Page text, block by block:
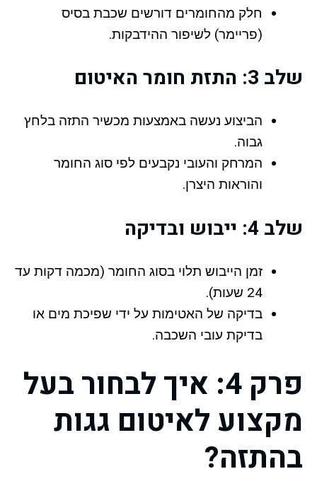
חלק מהחומרים דורשים שכבת בסיס
(פריימר) לשיפור ההידבקות.
שלב 3: התזת חומר האיטום
הביצוע נעשה באמצעות מכשיר התזה בלחץ
גבוה.
המרחק והעובי נקבעים לפי סוג החומר
והוראות היצרן.
שלב 4: ייבוש ובדיקה
זמן הייבוש תלוי בסוג החומר (מכמה דקות עד
24 שעות).
בדיקה של האטימות על ידי שפיכת מים או
בדיקת עובי השכבה.
פרק 4: איך לבחור בעל
מקצוע לאיטום גגות
בהתזה?